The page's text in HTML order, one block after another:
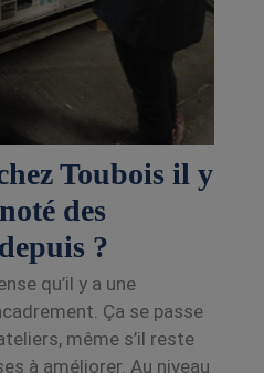
Toubois il y
des
?
qu’il y a une
Ça se passe
même s’il reste
à améliorer. Au niveau